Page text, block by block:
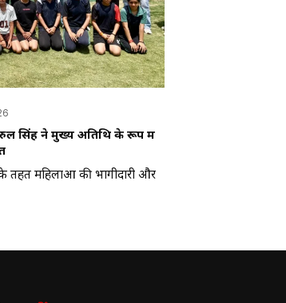
सिंह ने मुख्य अतिथि के रूप में
तहत महिलाओं की भागीदारी और